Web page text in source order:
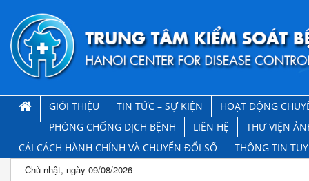
GIỚI THIỆU TIN TỨC – SỰ KIỆN
HOẠT ĐỘNG
PHÒNG CHỐNG DỊCH BỆNH
LIÊN HỆ
THƯ VIỆN
CẢI CÁCH HÀNH CHÍNH VÀ CHUYỂN ĐỔI SỐ
THÔNG TIN
Chủ nhật, ngày 09/08/2026